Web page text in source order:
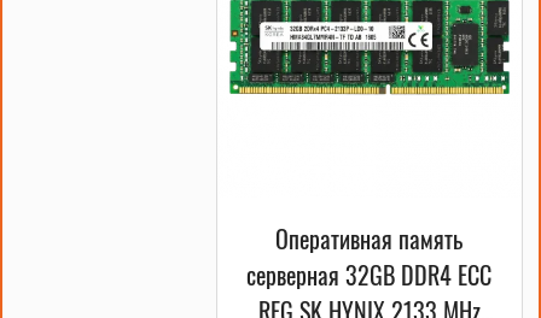
Оперативная память
серверная 32GB DDR4 ECC
REG SK HYNIX 2133 MHz